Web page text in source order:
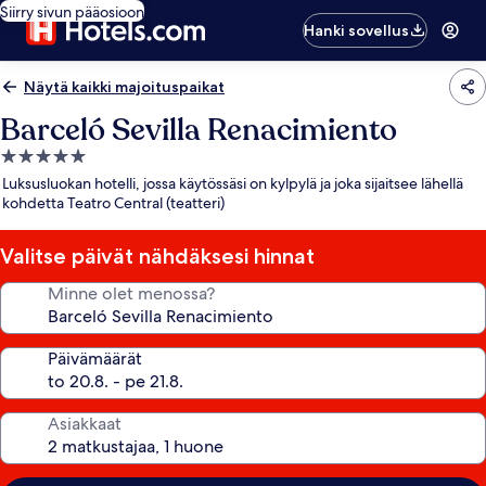
Siirry sivun pääosioon
Hanki sovellus
Näytä kaikki majoituspaikat
Barceló Sevilla Renacimiento
5.0
tähden
majoituspaikka
Luksusluokan hotelli, jossa käytössäsi on kylpylä ja joka sijaitsee lähellä
kohdetta Teatro Central (teatteri)
Valitse päivät nähdäksesi hinnat
Minne olet menossa?
Päivämäärät
Asiakkaat